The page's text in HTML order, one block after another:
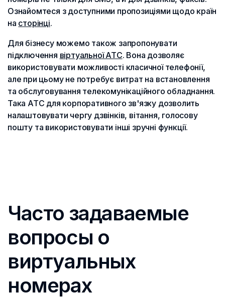
Ознайомтеся з доступними пропозиціями щодо країн
на сторінці.
Для бізнесу можемо також запропонувати
підключення віртуальної АТС. Вона дозволяє
використовувати можливості класичної телефонії,
але при цьому не потребує витрат на встановлення
та обслуговування телекомунікаційного обладнання.
Така АТС для корпоративного зв'язку дозволить
налаштовувати чергу дзвінків, вітання, голосову
пошту та використовувати інші зручні функції.
Часто задаваемые
вопросы о
виртуальных
номерах